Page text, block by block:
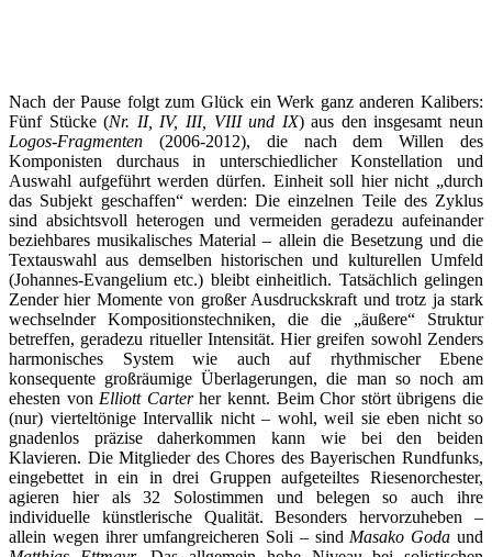
Nach der Pause folgt zum Glück ein Werk ganz anderen Kalibers:
Fünf Stücke (Nr. II, IV, III, VIII und IX) aus den insgesamt neun
Logos-Fragmenten (2006-2012), die nach dem Willen des
Komponisten durchaus in unterschiedlicher Konstellation und
Auswahl aufgeführt werden dürfen. Einheit soll hier nicht „durch
das Subjekt geschaffen“ werden: Die einzelnen Teile des Zyklus
sind absichtsvoll heterogen und vermeiden geradezu aufeinander
beziehbares musikalisches Material – allein die Besetzung und die
Textauswahl aus demselben historischen und kulturellen Umfeld
(Johannes-Evangelium etc.) bleibt einheitlich. Tatsächlich gelingen
Zender hier Momente von großer Ausdruckskraft und trotz ja stark
wechselnder Kompositionstechniken, die die „äußere“ Struktur
betreffen, geradezu ritueller Intensität. Hier greifen sowohl Zenders
harmonisches System wie auch auf rhythmischer Ebene
konsequente großräumige Überlagerungen, die man so noch am
ehesten von Elliott Carterher kennt. Beim Chor stört übrigens die
(nur) vierteltönige Intervallik nicht – wohl, weil sie eben nicht so
gnadenlos präzise daherkommen kann wie bei den beiden
Klavieren. Die Mitglieder des Chores des Bayerischen Rundfunks,
eingebettet in ein in drei Gruppen aufgeteiltes Riesenorchester,
agieren hier als 32 Solostimmen und belegen so auch ihre
individuelle künstlerische Qualität. Besonders hervorzuheben –
allein wegen ihrer umfangreicheren Soli – sind Masako Goda und